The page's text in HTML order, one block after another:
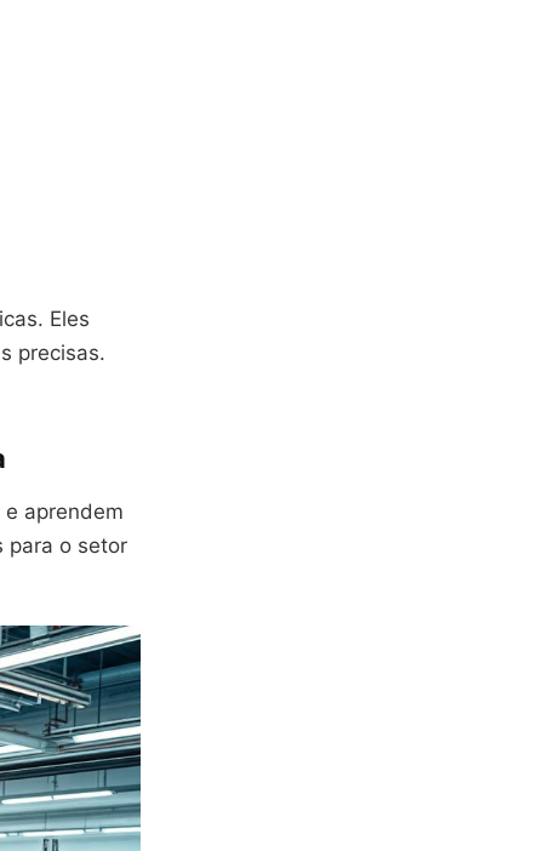
Eles
precisas.
aprendem
para o setor